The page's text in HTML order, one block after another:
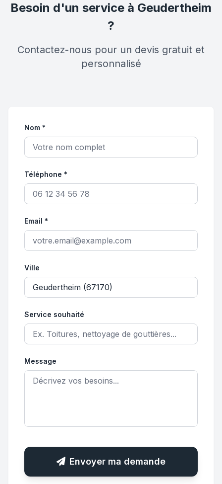
Besoin d'un service à Geudertheim
?
Contactez-nous pour un devis gratuit et
personnalisé
Nom *
Téléphone *
Email *
Ville
Service souhaité
Message
Envoyer ma demande